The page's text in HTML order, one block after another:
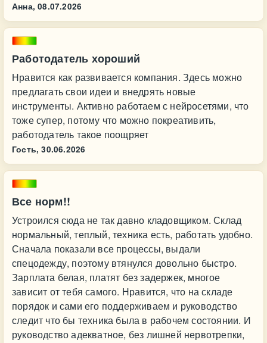
Анна, 08.07.2026
Работодатель хороший
Нравится как развивается компания. Здесь можно
предлагать свои идеи и внедрять новые
инструменты. Активно работаем с нейросетями, что
тоже супер, потому что можно покреативить,
работодатель такое поощряет
Гость, 30.06.2026
Все норм!!
Устроился сюда не так давно кладовщиком. Склад
нормальный, теплый, техника есть, работать удобно.
Сначала показали все процессы, выдали
спецодежду, поэтому втянулся довольно быстро.
Зарплата белая, платят без задержек, многое
зависит от тебя самого. Нравится, что на складе
порядок и сами его поддерживаем и руководство
следит что бы техника была в рабочем состоянии. И
руководство адекватное, без лишней нервотрепки,